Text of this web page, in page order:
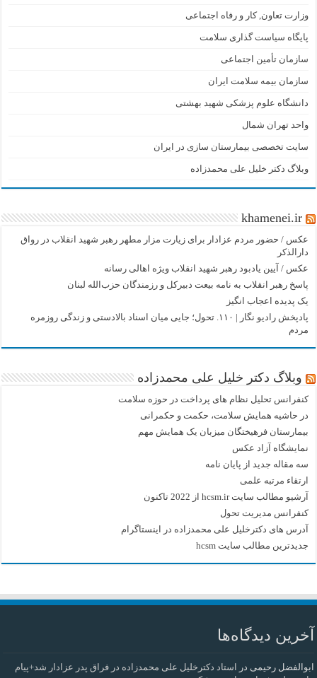
وزارت تعاون, کار و رفاه اجتماعی
پایگاه سیاست گذاری سلامت
سازمان تأمین اجتماعی
سازمان بیمه سلامت ایران
دانشگاه علوم پزشکی شهید بهشتی
واحد تهران شمال
سایت تخصصی بیمارستان سازی در ایران
وبلاگ دکتر خلیل علی محمدزاده
khamenei.ir
عکس / حضور مردم عزادار برای زیارت مزار مطهر رهبر شهید انقلاب در رواق
دارالذکر
عکس / آیین یادبود رهبر شهید انقلاب ویژه اهالی رسانه
پاسخ رهبر انقلاب به نامه بیعت دبیرکل و رزمندگان حزب‌الله لبنان
یک پدیده اعجاب انگیز
پادپخش رادیو نگار | ۱۱۰. تحول؛ جایی میان اسناد بالادستی و زندگی روزمره
مردم
وبلاگ دکتر خلیل علی محمدزاده
کنفرانس تحلیل نظام های پرداخت در حوزه سلامت
در حاشیه همایش سلامت، حکمت و حکمرانی
بیمارستان فرهیختگان میزبان یک همایش مهم
نمایشگاه آزاد عکس
سه مقاله جدید از پایان نامه
ارتقاء مرتبه علمی
آرشیو مطالب سایت hcsm.ir از 2022 تاکنون
کنفرانس مدیریت تحول
آدرس های دکترخلیل علی محمدزاده در اینستاگرام
جدیدترین مطالب سایت hcsm
آخرین دیدگاه‌ها
ابوالفضل رحیمی در
استاد دکترخلیل علی محمدزاده در فراق پدر عزادار شد+پیام